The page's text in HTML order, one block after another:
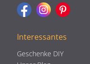
Interessantes
Geschenke DIY